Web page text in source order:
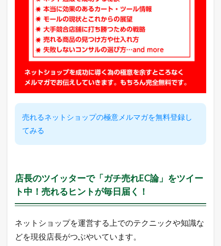
ー
シ
ョ
ッ
ピ
ン
グ
れ
筋
ラ
ン
ン
グ
2.3
z
o
売
筋
ラ
ン
売れるネットショップの極意メルマガを無料登録し
てみる
店長のツイッターで「ガチ売れEC論」をツイー
ト中！売れるヒントが毎日届く！
ネットショップを運営する上でのテクニックや知識な
どを現役店長がつぶやいています。